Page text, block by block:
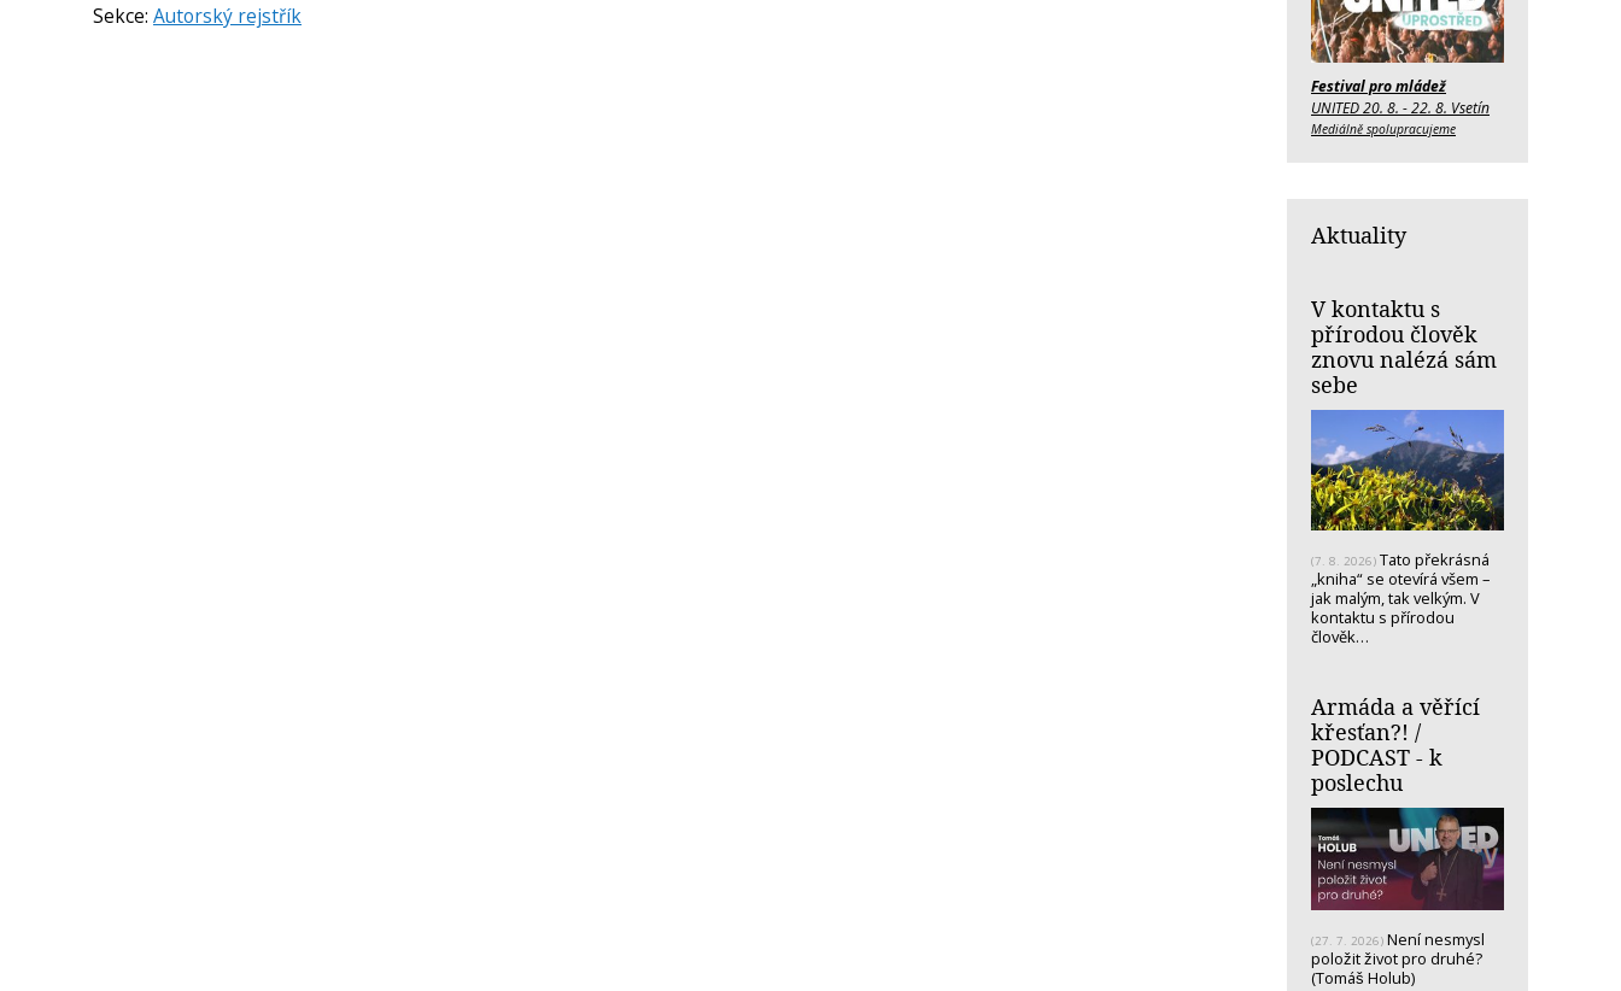
Sekce: Autorský rejstřík
Festival pro mládež
UNITED 20. 8. - 22. 8. Vsetín
Mediálně spolupracujeme
Aktuality
V kontaktu s
přírodou člověk
znovu nalézá sám
sebe
(7. 8. 2026) Tato překrásná
„kniha“ se otevírá všem –
jak malým, tak velkým. V
kontaktu s přírodou
člověk…
Armáda a věřící
křesťan?! /
PODCAST - k
poslechu
(27. 7. 2026) Není nesmysl
položit život pro druhé?
(Tomáš Holub)